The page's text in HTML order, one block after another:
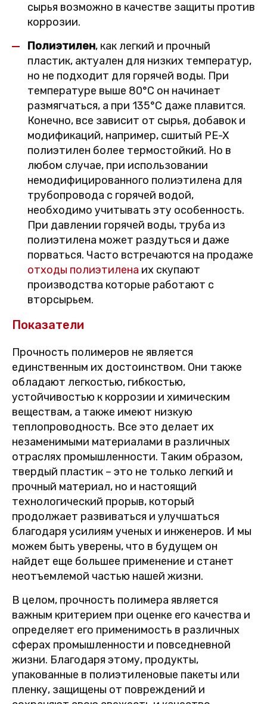
сырья возможно в качестве защиты против
коррозии.
Полиэтилен, как легкий и прочный
пластик, актуален для низких температур,
но не подходит для горячей воды. При
температуре выше 80°С он начинает
размягчаться, а при 135°С даже плавится.
Конечно, все зависит от сырья, добавок и
модификаций, например, сшитый PE-X
полиэтилен более термостойкий. Но в
любом случае, при использовании
немодифицированного полиэтилена для
трубопровода с горячей водой,
необходимо учитывать эту особенность.
При давлении горячей воды, труба из
полиэтилена может раздуться и даже
порваться. Часто встречаются на продаже
отходы полиэтилена их скупают
производства которые работают с
вторсырьем.
Показатели
Прочность полимеров не является
единственным их достоинством. Они также
обладают легкостью, гибкостью,
устойчивостью к коррозии и химическим
веществам, а также имеют низкую
теплопроводность. Все это делает их
незаменимыми материалами в различных
отраслях промышленности. Таким образом,
твердый пластик – это не только легкий и
прочный материал, но и настоящий
технологический прорыв, который
продолжает развиваться и улучшаться
благодаря усилиям ученых и инженеров. И мы
можем быть уверены, что в будущем он
найдет еще большее применение и станет
неотъемлемой частью нашей жизни.
В целом, прочность полимера является
важным критерием при оценке его качества и
определяет его применимость в различных
сферах промышленности и повседневной
жизни. Благодаря этому, продукты,
упакованные в полиэтиленовые пакеты или
пленку, защищены от повреждений и